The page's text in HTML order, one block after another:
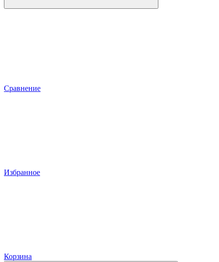
Сравнение
Избранное
Корзина